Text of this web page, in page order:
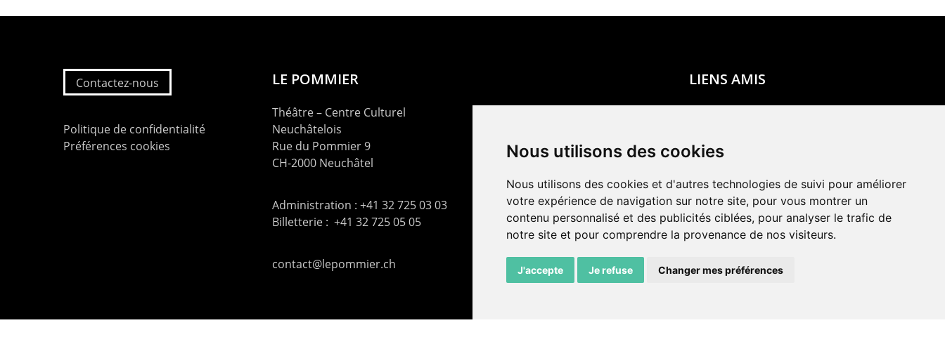
Nous utilisons des cookies
Nous utilisons des cookies et d'autres technologies de suivi pour améliorer
votre expérience de navigation sur notre site, pour vous montrer un
contenu personnalisé et des publicités ciblées, pour analyser le trafic de
notre site et pour comprendre la provenance de nos visiteurs.
J'accepte Je refuse Changer mes préférences
Contactez-nous
Politique de confidentialité
Préférences cookies
LE POMMIER
Théâtre – Centre Culturel
Neuchâtelois
Rue du Pommier 9
CH-2000 Neuchâtel
Administration : +41 32 725 03 03
Billetterie : +41 32 725 05 05
contact@lepommier.ch
LIENS AMIS